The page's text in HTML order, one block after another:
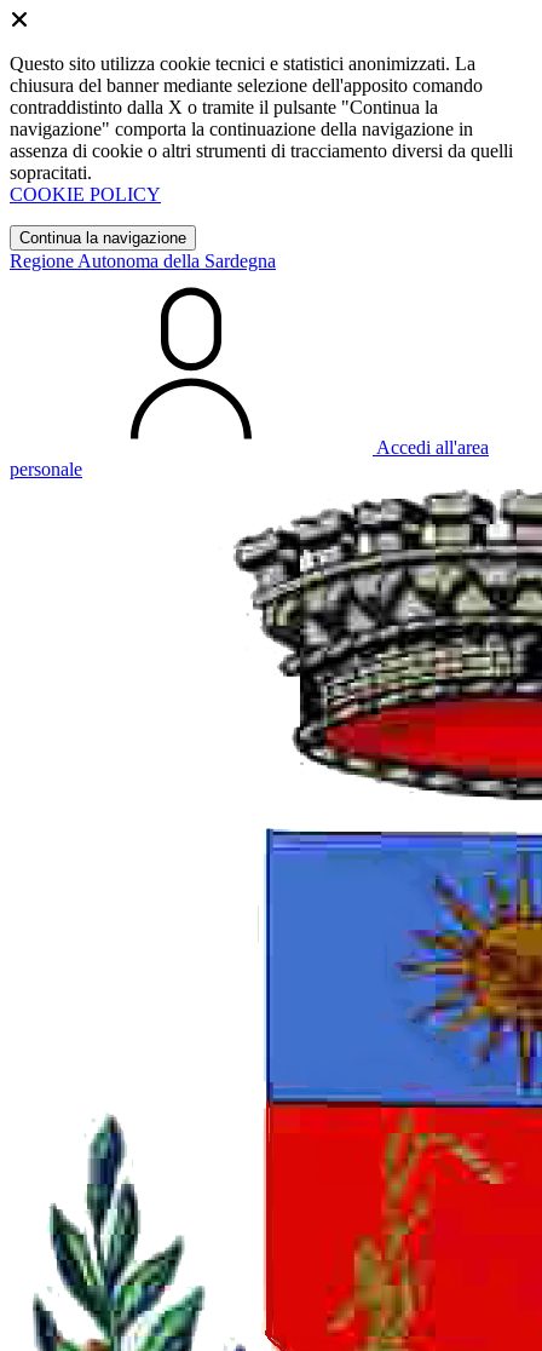
Questo sito utilizza cookie tecnici e statistici anonimizzati. La
chiusura del banner mediante selezione dell'apposito comando
contraddistinto dalla X o tramite il pulsante "Continua la
navigazione" comporta la continuazione della navigazione in
assenza di cookie o altri strumenti di tracciamento diversi da quelli
sopracitati.
COOKIE POLICY
Continua la navigazione
Regione Autonoma della Sardegna
Accedi all'area
personale